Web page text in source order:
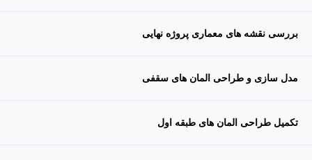
بررسی نقشه های معماری پروژه نهایی
مدل سازی و طراحی المان های سقفی
تکمیل طراحی المان های طبقه اول